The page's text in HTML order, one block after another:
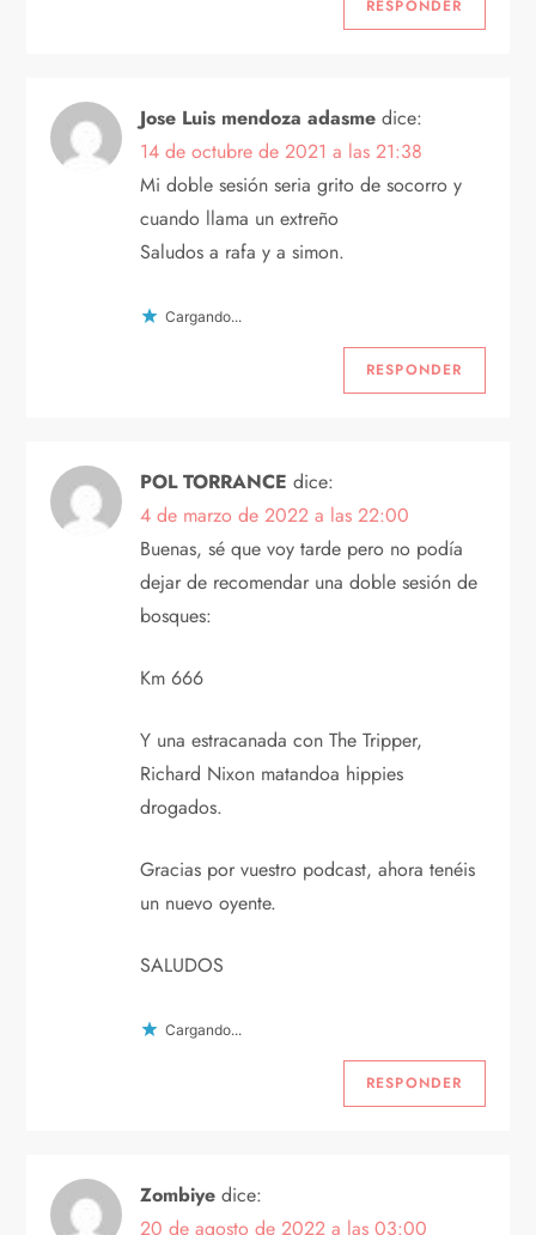
RESPONDER
Jose Luis mendoza adasme dice:
14 de octubre de 2021 a las 21:38
Mi doble sesión seria grito de socorro y
cuando llama un extreño
Saludos a rafa y a simon.
Cargando...
RESPONDER
POL TORRANCE dice:
4 de marzo de 2022 a las 22:00
Buenas, sé que voy tarde pero no podía
dejar de recomendar una doble sesión de
bosques:
Km 666
Y una estracanada con The Tripper,
Richard Nixon matandoa hippies
drogados.
Gracias por vuestro podcast, ahora tenéis
un nuevo oyente.
SALUDOS
Cargando...
RESPONDER
Zombiye dice:
20 de agosto de 2022 a las 03:00